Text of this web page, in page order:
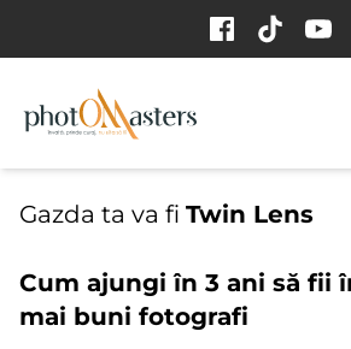
Gazda ta va fi Twin Lens
Cum ajungi în 3 ani să fii
mai buni fotografi